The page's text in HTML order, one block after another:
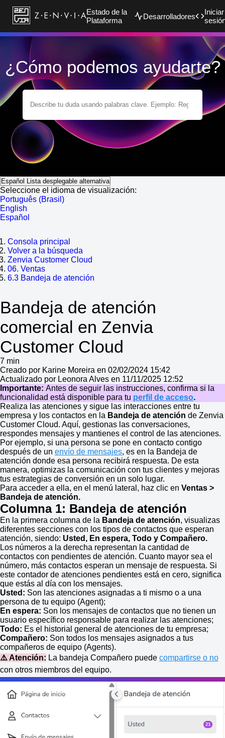
Estado de la
Plataforma
Desarrolladores
Iniciar
¿Cómo podemos ayudarte?
Español Lista desplegable alternativa
Seleccione el idioma de visualización:
Português (Brasil)
English
Español
Consola principal
Volver a la búsqueda
Zenvia Customer Cloud
06. Ventas
6.3 Bandeja de atención
Bandeja de atención
comercial en Zenvia
Customer Cloud
7 min
Creado por Karine Moreira en 02/02/2024 15:42
Actualizado por Leonora Alves en 11/11/2025 12:52
Importante: Antes de seguir las instrucciones, confirma si la
funcionalidad está disponible para tu perfil de acceso.
Realiza las atenciones y sigue las interacciones entre tu
empresa y los contactos en la Bandeja de atención de Zenvia
Customer Cloud. Aquí, gestionas las conversaciones,
respondes mensajes y mantienes el control de las atenciones.
Por ejemplo, si una persona se pone en contacto contigo
después de un envío de mensajes, es en la Bandeja de
atención donde esa persona recibirá respuesta. De esta
manera, optimizas la comunicación con tus clientes y mejoras
tus estrategias de conversión en un solo lugar.
Para acceder a ella, en el menú lateral, haz clic en Ventas >
Bandeja de atención.
Columna 1: Bandeja de atención
En la primera columna de la Bandeja de atención, visualizas
diferentes secciones con los tipos de contactos que esperan
atención, siendo: Usted , En espera, Todo y Compañero.
Los números a la derecha representan la cantidad de
contactos con pendientes de atención. Cuanto mayor sea el
número, más contactos esperan un mensaje de respuesta. Si
este contador de atenciones pendientes está en cero, significa
que estás al día con los mensajes.
Usted: Son las atenciones asignadas a ti mismo o a una
persona de tu equipo (Agent);
En espera: Son los mensajes de contactos que no tienen un
usuario específico responsable para realizar las atenciones;
Todo: Es el historial general de atenciones de tu empresa;
Compañero: Son todos los mensajes asignados a tus
compañeros de equipo (Agents).
⚠️ Atención: La bandeja Compañero puede compartirse o no
con otros miembros del equipo.